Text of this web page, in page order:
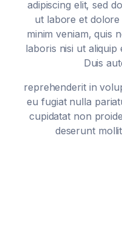
adipiscing elit, sed
ut labore et dolore
minim veniam, quis
laboris nisi ut aliquip
Duis
reprehenderit in
eu fugiat nulla
cupidatat non
deserunt